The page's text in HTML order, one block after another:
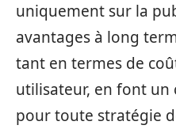
uniquement sur la
avantages à long
tant en termes de
utilisateur, en font
pour toute stratégie